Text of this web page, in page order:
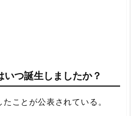
いつ誕生しましたか？
ことが公表されている。